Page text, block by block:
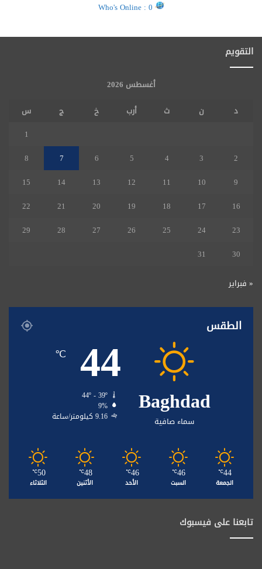
التقويم
أغسطس 2026
د
ن ث أرب خ ج
س
1
2
3
4
5
6
7
8
9
10
11
12
13
14
15
16
17
18
19
20
21
22
23
24
25
26
27
28
29
30
31
« فبراير
الطقس
Baghdad
سماء صافية
44
℃
44º - 39º
9%
9.16 كيلومتر/ساعة
44
℃
الجمعة
46
℃
السبت
46
℃
الأحد
48
℃
الأثنين
50
℃
الثلاثاء
تابعنا على فيسبوك